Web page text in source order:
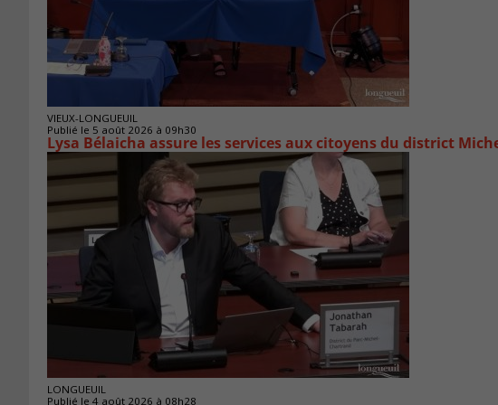
VIEUX-LONGUEUIL
Publié le 5 août 2026 à 09h30
Lysa Bélaicha assure les services aux citoyens du district
LONGUEUIL
Publié le 4 août 2026 à 08h28